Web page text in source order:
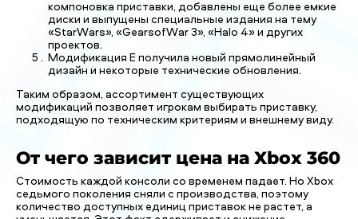
компоновка приставки, добавлены еще более емкие
диски и выпущены специальные издания на тему
«StarWars», «GearsofWar 3», «Halo 4» и других
проектов.
Модификация Е получила новый прямолинейный
дизайн и некоторые технические обновления.
Таким образом, ассортимент существующих
модификаций позволяет игрокам выбирать приставку,
подходящую по техническим критериям и внешнему виду.
От чего зависит цена на Xbox 360
Стоимость каждой консоли со временем падает. Но Xbox
седьмого поколения сняли с производства, поэтому
количество доступных единиц приставок не растет, а